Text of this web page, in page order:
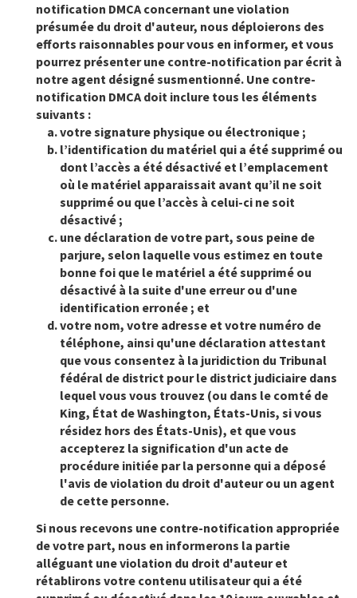
notification DMCA concernant une violation
présumée du droit d'auteur, nous déploierons des
efforts raisonnables pour vous en informer, et vous
pourrez présenter une contre-notification par écrit à
notre agent désigné susmentionné. Une contre-
notification DMCA doit inclure tous les éléments
suivants :
votre signature physique ou électronique ;
l’identification du matériel qui a été supprimé ou
dont l’accès a été désactivé et l’emplacement
où le matériel apparaissait avant qu’il ne soit
supprimé ou que l’accès à celui-ci ne soit
désactivé ;
une déclaration de votre part, sous peine de
parjure, selon laquelle vous estimez en toute
bonne foi que le matériel a été supprimé ou
désactivé à la suite d'une erreur ou d'une
identification erronée ; et
votre nom, votre adresse et votre numéro de
téléphone, ainsi qu'une déclaration attestant
que vous consentez à la juridiction du Tribunal
fédéral de district pour le district judiciaire dans
lequel vous vous trouvez (ou dans le comté de
King, État de Washington, États-Unis, si vous
résidez hors des États-Unis), et que vous
accepterez la signification d'un acte de
procédure initiée par la personne qui a déposé
l'avis de violation du droit d'auteur ou un agent
de cette personne.
Si nous recevons une contre-notification appropriée
de votre part, nous en informerons la partie
alléguant une violation du droit d'auteur et
rétablirons votre contenu utilisateur qui a été